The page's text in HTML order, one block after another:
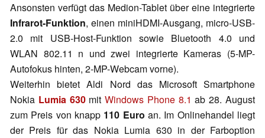
Ansonsten verfügt das Medion-Tablet über eine integrierte
Infrarot-Funktion, einen miniHDMI-Ausgang, micro-USB-
2.0 mit USB-Host-Funktion sowie Bluetooth 4.0 und
WLAN 802.11 n und zwei integrierte Kameras (5-MP-
Autofokus hinten, 2-MP-Webcam vorne).
Weiterhin bietet Aldi Nord das Microsoft Smartphone
Nokia Lumia 630mitWindows Phone 8.1 ab 28. August
zum Preis von knapp 110 Euro an. Im Onlinehandel liegt
der Preis für das Nokia Lumia 630 in der Farboption